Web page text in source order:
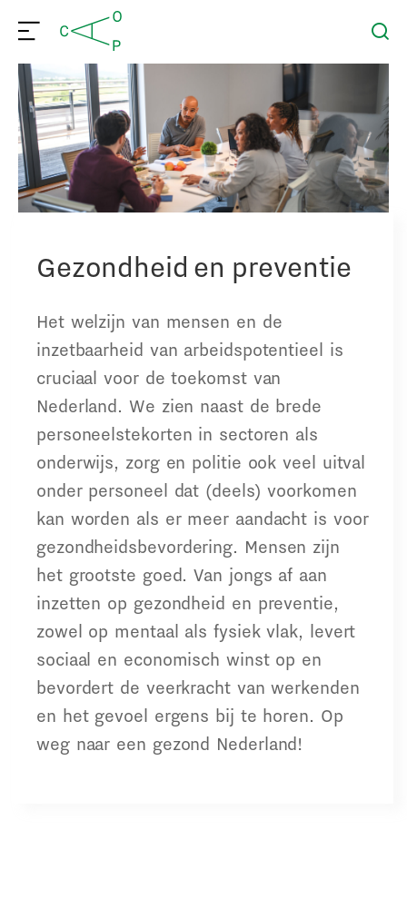
Gezondheid en preventie
Het welzijn van mensen en de
inzetbaarheid van arbeidspotentieel is
cruciaal voor de toekomst van
Nederland. We zien naast de brede
personeelstekorten in sectoren als
onderwijs, zorg en politie ook veel uitval
onder personeel dat (deels) voorkomen
kan worden als er meer aandacht is voor
gezondheidsbevordering. Mensen zijn
het grootste goed. Van jongs af aan
inzetten op gezondheid en preventie,
zowel op mentaal als fysiek vlak, levert
sociaal en economisch winst op en
bevordert de veerkracht van werkenden
en het gevoel ergens bij te horen. Op
weg naar een gezond Nederland!